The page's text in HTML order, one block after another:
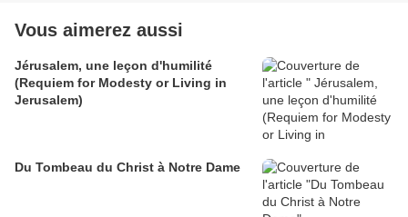
Vous aimerez aussi
Jérusalem, une leçon d'humilité
(Requiem for Modesty or Living in
Jerusalem)
Du Tombeau du Christ à Notre Dame